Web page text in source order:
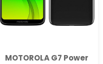
MOTOROLA G7 Power